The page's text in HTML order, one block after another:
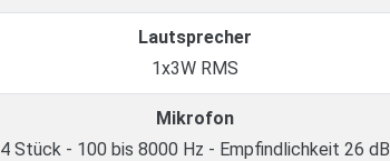
Lautsprecher
1x3W RMS
Mikrofon
4 Stück - 100 bis 8000 Hz - Empfindlichkeit 26 dB